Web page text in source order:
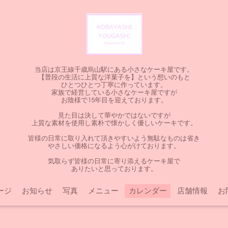
当店は京王線千歳烏山駅にある小さなケーキ屋です。
【普段の生活に上質な洋菓子を】という想いのもと
ひとつひとつ丁寧に作っています。
家族で経営している小さなケーキ屋ですが
お陰様で15年目を迎えております。
見た目は決して華やかではないですが
上質な素材を使用し素朴で懐かしく優しいケーキです。
皆様の日常に取り入れて頂きやすいよう無駄なものは省き
やさしい価格になるよう心がけております。
気取らず皆様の日常に寄り添えるケーキ屋で
ありたいと思っております。
ジ お知らせ 写真 メニュー カレンダー 店舗情報 お